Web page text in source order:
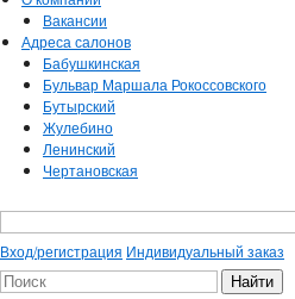
Вакансии
Адреса салонов
Бабушкинская
Бульвар Маршала Рокоссовского
Бутырский
Жулебино
Ленинский
Чертановская
Вход/регистрация Индивидуальный заказ